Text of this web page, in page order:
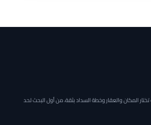
المكان والعقار وخطة السداد بثقة، من أول البحث لحد